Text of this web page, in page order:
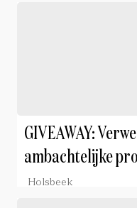
GIVEAWAY:
ambachtelijke
Noisette
Holsbeek